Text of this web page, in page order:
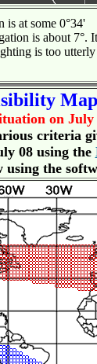
is at some 0°34'
is about 7°. It
is too utterly
on July
criteria
08 using the
using the